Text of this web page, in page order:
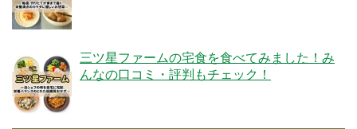
三ツ星ファームの宅食を食べてみました！み
んなの口コミ・評判もチェック！